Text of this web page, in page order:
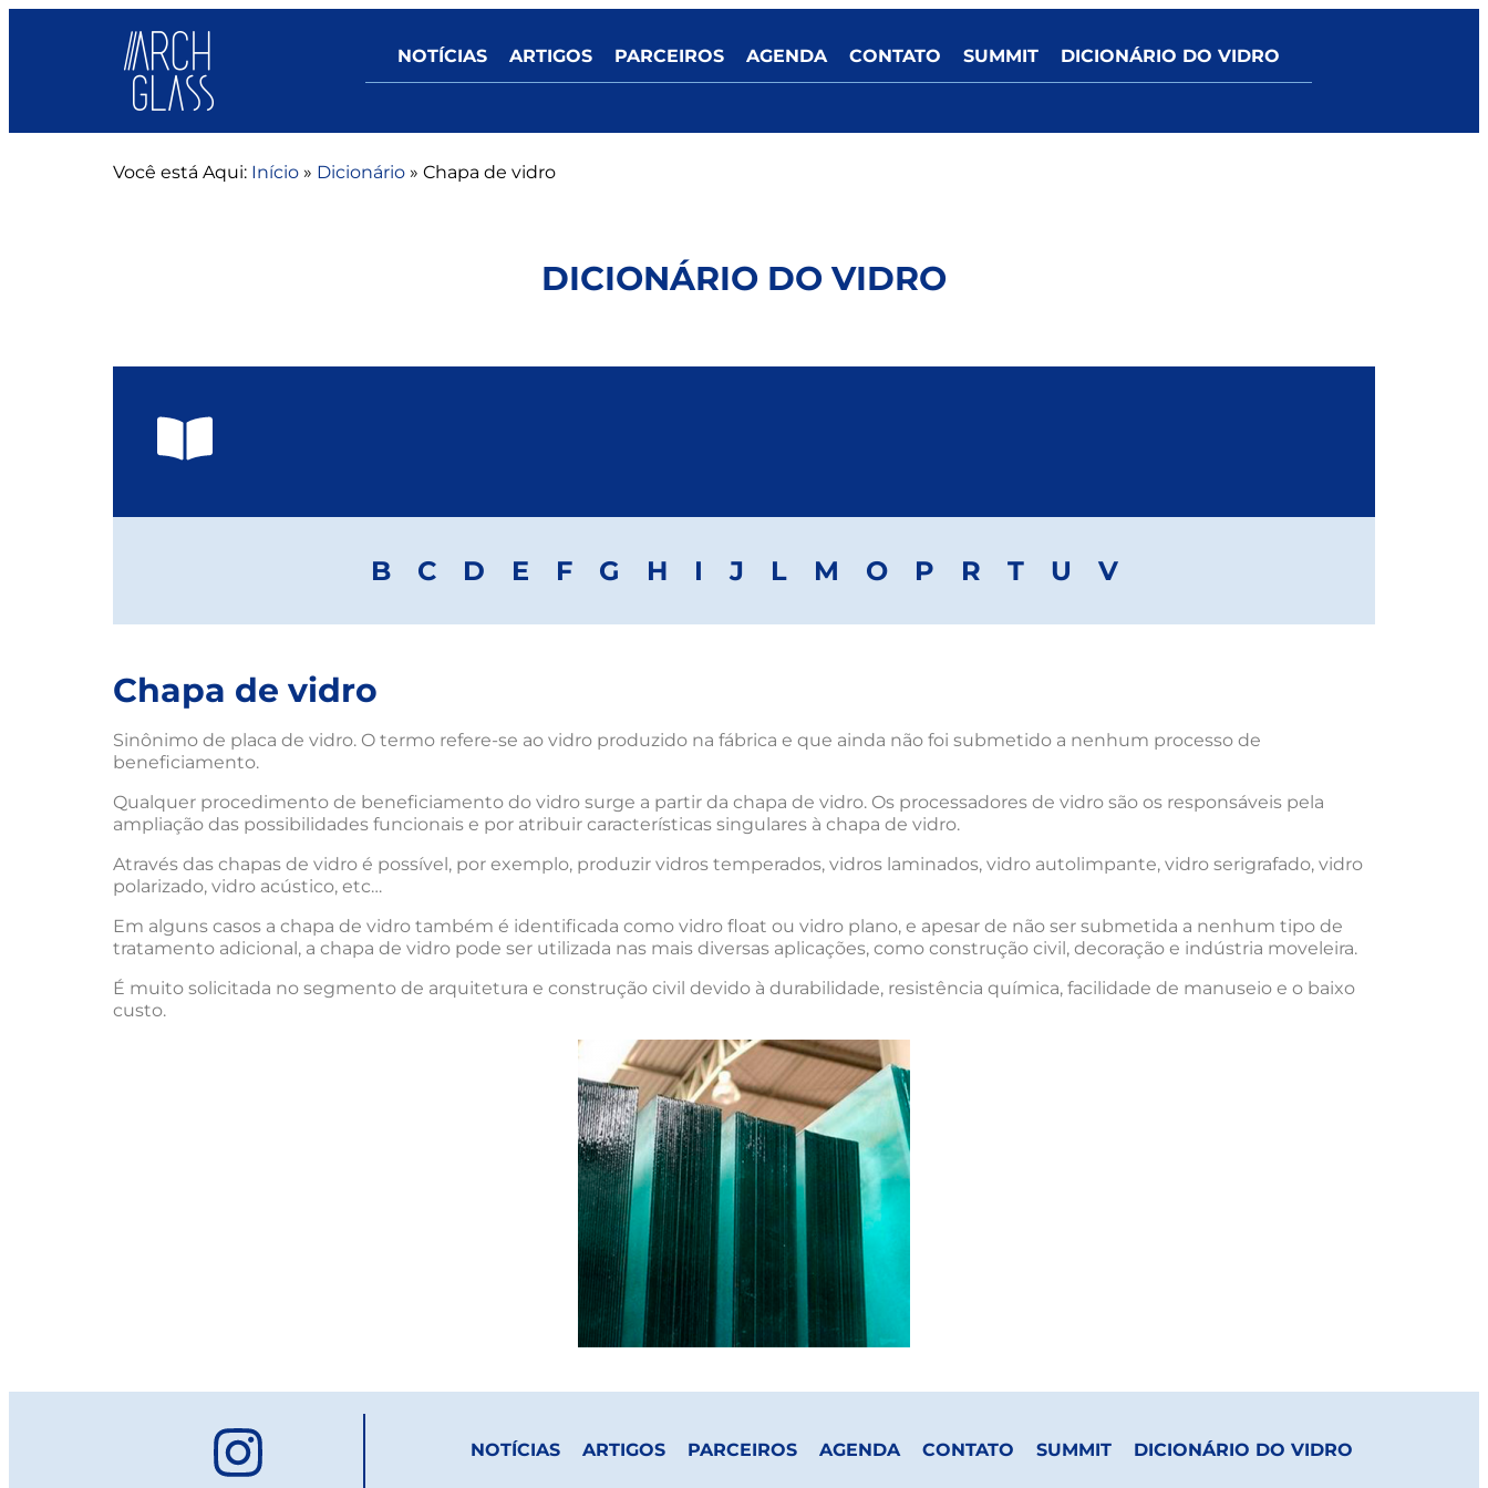
NOTÍCIAS ARTIGOS PARCEIROS AGENDA CONTATO SUMMIT DICIONÁRIO DO VIDRO
Você está Aqui: Início » Dicionário » Chapa de vidro
DICIONÁRIO DO VIDRO
B C D E F G H I J L M O P R T U V
Chapa de vidro
Sinônimo de placa de vidro. O termo refere-se ao vidro produzido na fábrica e que ainda não foi submetido a nenhum processo de
beneficiamento.
Qualquer procedimento de beneficiamento do vidro surge a partir da chapa de vidro. Os processadores de vidro são os responsáveis pela
ampliação das possibilidades funcionais e por atribuir características singulares à chapa de vidro.
Através das chapas de vidro é possível, por exemplo, produzir vidros temperados, vidros laminados, vidro autolimpante, vidro serigrafado, vidro
polarizado, vidro acústico, etc…
Em alguns casos a chapa de vidro também é identificada como vidro float ou vidro plano, e apesar de não ser submetida a nenhum tipo de
tratamento adicional, a chapa de vidro pode ser utilizada nas mais diversas aplicações, como construção civil, decoração e indústria moveleira.
É muito solicitada no segmento de arquitetura e construção civil devido à durabilidade, resistência química, facilidade de manuseio e o baixo
custo.
NOTÍCIAS ARTIGOS PARCEIROS AGENDA CONTATO SUMMIT DICIONÁRIO DO VIDRO